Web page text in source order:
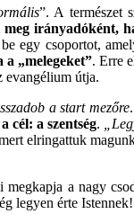
”. A természet
irányadóként,
egy csoportot,
a „melegeket”. Erre
evangélium útja.
a start mezőre
cél: a szentség.
elringattuk
a nagy
legyen érte Istennek!